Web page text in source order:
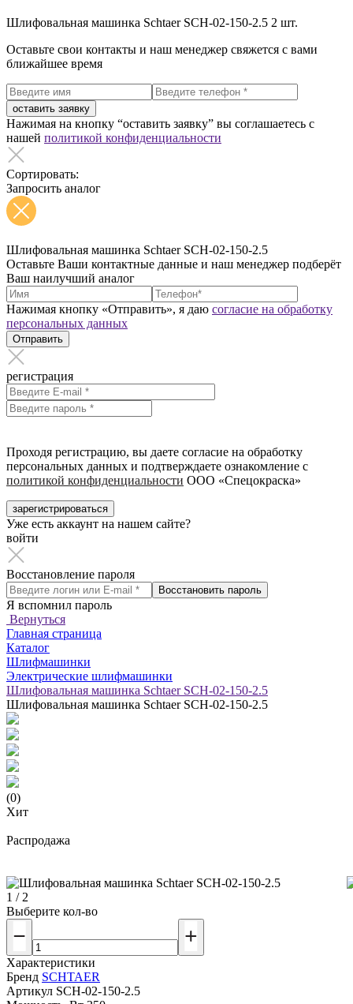
Шлифовальная машинка Schtaer SCH-02-150-2.5 2 шт.
Оставьте свои контакты и наш менеджер свяжется с вами
ближайшее время
оставить заявку
Нажимая на кнопку “оставить заявку” вы соглашаетесь с
нашей политикой конфиденциальности
Сортировать:
Запросить аналог
Шлифовальная машинка Schtaer SCH-02-150-2.5
Оставьте Ваши контактные данные и наш менеджер подберёт
Ваш наилучший аналог
Нажимая кнопку «Отправить», я даю согласие на обработку
персональных данных
Отправить
регистрация
Проходя регистрацию, вы даете согласие на обработку
персональных данных и подтверждаете ознакомление с
политикой конфиденциальности ООО «Спецокраска»
зарегистрироваться
Уже есть аккаунт на нашем сайте?
войти
Восстановление пароля
Восстановить пароль
Я вспомнил пароль
Вернуться
Главная страница
Каталог
Шлифмашинки
Электрические шлифмашинки
Шлифовальная машинка Schtaer SCH-02-150-2.5
Шлифовальная машинка Schtaer SCH-02-150-2.5
(0)
Хит
Распродажа
1 / 2
Выберите кол-во
Характеристики
Бренд SCHTAER
Артикул SCH-02-150-2.5